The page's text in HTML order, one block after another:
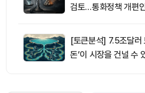
검토…통화정책 개편
[토큰분석] 7.5조달러
돈’이 시장을 건널 수